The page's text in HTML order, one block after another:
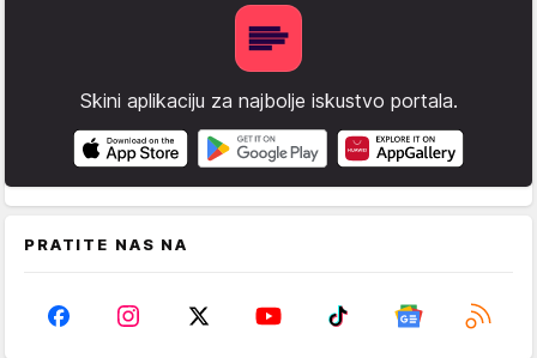
Skini aplikaciju za najbolje iskustvo portala.
PRATITE NAS NA